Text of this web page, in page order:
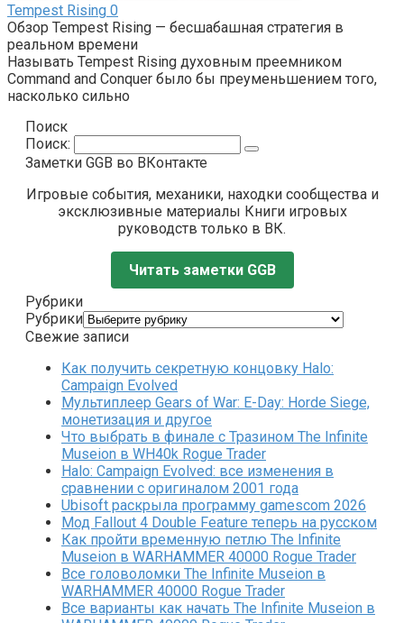
Tempest Rising 0
Обзор Tempest Rising — бесшабашная стратегия в
реальном времени
Называть Tempest Rising духовным преемником
Command and Conquer было бы преуменьшением того,
насколько сильно
Поиск
Поиск:
Заметки GGB во ВКонтакте
Игровые события, механики, находки сообщества и
эксклюзивные материалы Книги игровых
руководств только в ВК.
Читать заметки GGB
Рубрики
Рубрики
Свежие записи
Как получить секретную концовку Halo:
Campaign Evolved
Мультиплеер Gears of War: E-Day: Horde Siege,
монетизация и другое
Что выбрать в финале с Тразином The Infinite
Museion в WH40k Rogue Trader
Halo: Campaign Evolved: все изменения в
сравнении с оригиналом 2001 года
Ubisoft раскрыла программу gamescom 2026
Мод Fallout 4 Double Feature теперь на русском
Как пройти временную петлю The Infinite
Museion в WARHAMMER 40000 Rogue Trader
Все головоломки The Infinite Museion в
WARHAMMER 40000 Rogue Trader
Все варианты как начать The Infinite Museion в